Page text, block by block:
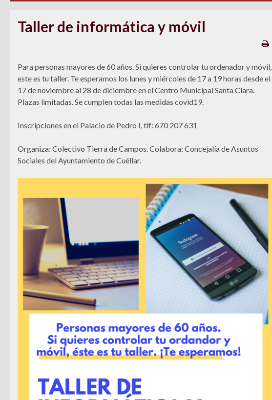
Taller de informática y móvil
Para personas mayores de 60 años. Si quieres controlar tu ordenador y móvil,
este es tu taller. Te esperamos los lunes y miércoles de 17 a 19 horas desde el
17 de noviembre al 28 de diciembre en el Centro Municipal Santa Clara.
Plazas limitadas. Se cumplen todas las medidas covid19.
Inscripciones en el Palacio de Pedro I, tlf: 670 207 631
Organiza: Colectivo Tierra de Campos. Colabora: Concejalía de Asuntos
Sociales del Ayuntamiento de Cuéllar.